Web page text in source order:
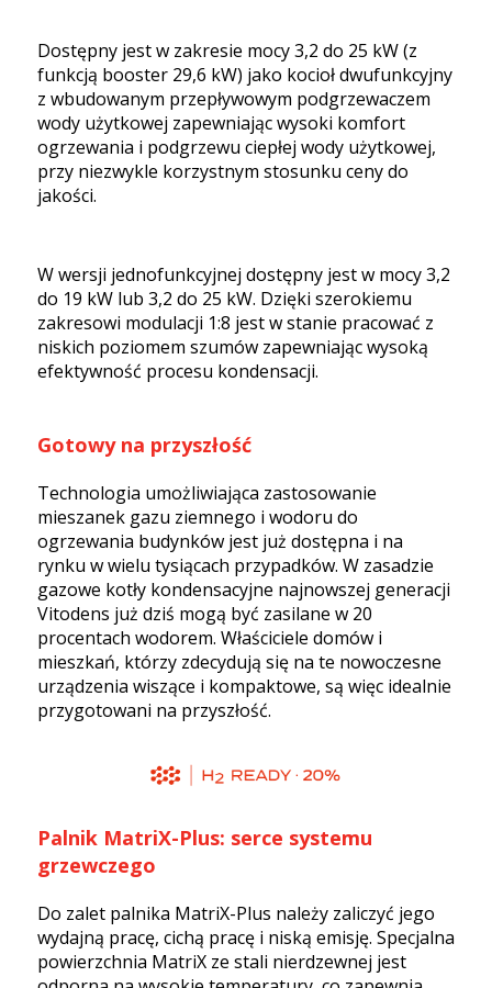
Dostępny jest w zakresie mocy 3,2 do 25 kW (z
funkcją booster 29,6 kW) jako kocioł dwufunkcyjny
z wbudowanym przepływowym podgrzewaczem
wody użytkowej zapewniając wysoki komfort
ogrzewania i podgrzewu ciepłej wody użytkowej,
przy niezwykle korzystnym stosunku ceny do
jakości.
W wersji jednofunkcyjnej dostępny jest w mocy 3,2
do 19 kW lub 3,2 do 25 kW. Dzięki szerokiemu
zakresowi modulacji 1:8 jest w stanie pracować z
niskich poziomem szumów zapewniając wysoką
efektywność procesu kondensacji.
Gotowy na przyszłość
Technologia umożliwiająca zastosowanie
mieszanek gazu ziemnego i wodoru do
ogrzewania budynków jest już dostępna i na
rynku w wielu tysiącach przypadków. W zasadzie
gazowe kotły kondensacyjne najnowszej generacji
Vitodens już dziś mogą być zasilane w 20
procentach wodorem. Właściciele domów i
mieszkań, którzy zdecydują się na te nowoczesne
urządzenia wiszące i kompaktowe, są więc idealnie
przygotowani na przyszłość.
Palnik MatriX-Plus: serce systemu
grzewczego
Do zalet palnika MatriX-Plus należy zaliczyć jego
wydajną pracę, cichą pracę i niską emisję. Specjalna
powierzchnia MatriX ze stali nierdzewnej jest